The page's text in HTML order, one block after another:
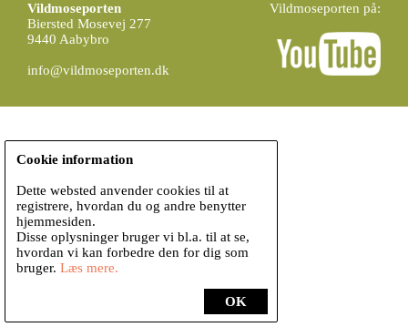
Vildmoseporten
Biersted Mosevej 277
9440 Aabybro
info@vildmoseporten.dk
Vildmoseporten på:
OK
Cookie information
Dette websted anvender cookies til at
registrere, hvordan du og andre benytter
hjemmesiden.
Disse oplysninger bruger vi bl.a. til at se,
hvordan vi kan forbedre den for dig som
bruger. Læs mere.